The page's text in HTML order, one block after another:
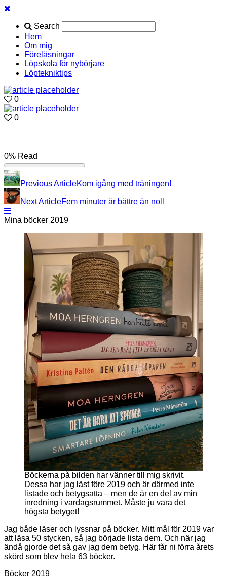
Search
Hem
Om mig
Föreläsningar
Löpskola för nybörjare
Löptekniktips
0
0
0% Read
Previous ArticleKom igång med träningen!
Next ArticleFem minuter är bättre än noll
Mina böcker 2019
Böckerna på bilden har vänner till mig skrivit.
Dessa har jag läst före 2019 och är därmed inte
listade och betygsatta – men de är en del av min
inredning i vardagsrummet. Måste ju vara det
högsta betyget!
Jag både läser och lyssnar på böcker. Mitt mål för 2019 var
att läsa 50 stycken, så jag började lista dem. Och när jag
ändå gjorde det så gav jag dem betyg. Här får ni förra årets
skörd som blev hela 63 böcker.
Böcker 2019